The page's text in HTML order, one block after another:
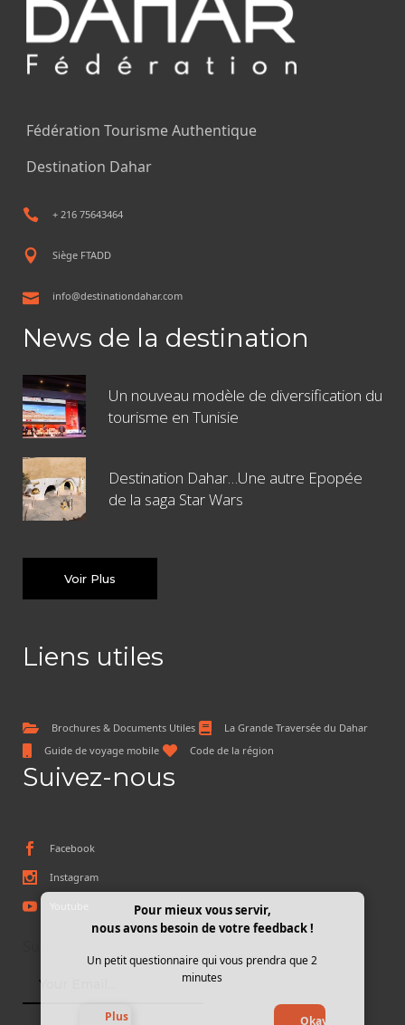
Pour mieux vous servir,
nous avons besoin de votre feedback !
Un petit questionnaire qui vous prendra que 2
minutes
Plus Okay
Fédération Tourisme Authentique
Destination Dahar
+ 216 75643464
Siège FTADD
info@destinationdahar.com
News de la destination
Un nouveau modèle de diversification du
tourisme en Tunisie
Destination Dahar…Une autre Epopée
de la saga Star Wars
Voir Plus
Liens utiles
Brochures & Documents Utiles
La Grande Traversée du Dahar
Guide de voyage mobile
Code de la région
Suivez-nous
Facebook
Instagram